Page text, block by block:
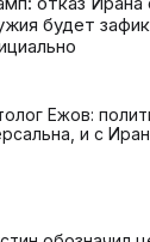
будет
Ежов:
и с